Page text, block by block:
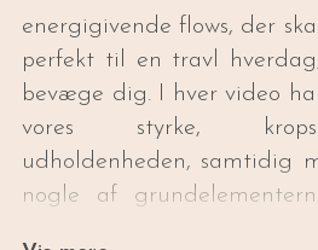
energigivende flows, der
perfekt til en travl
bevæge dig. I hver video
vores styrke,
udholdenheden, samtidig
nogle af